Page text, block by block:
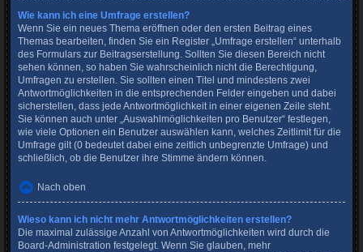
Wie kann ich eine Umfrage erstellen?
Wenn Sie ein neues Thema eröffnen oder den ersten Beitrag eines
Themas bearbeiten, finden Sie ein Register „Umfrage erstellen“ unterhalb
des Formulars zur Beitragserstellung. Sollten Sie diesen Bereich nicht
sehen können, so haben Sie wahrscheinlich nicht die Berechtigung,
Umfragen zu erstellen. Sie sollten einen Titel und mindestens zwei
Antwortmöglichkeiten in die entsprechenden Felder eingeben und dabei
sicherstellen, dass jede Antwortmöglichkeit in einer eigenen Zeile steht.
Sie können auch unter „Auswahlmöglichkeiten pro Benutzer“ festlegen,
wie viele Optionen ein Benutzer auswählen kann, welches Zeitlimit für die
Umfrage gilt (0 bedeutet dabei eine zeitlich unbegrenzte Umfrage) und
schließlich, ob die Benutzer ihre Stimme ändern können.
Nach oben
Wieso kann ich nicht mehr Antwortmöglichkeiten erstellen?
Die maximal zulässige Anzahl von Antwortmöglichkeiten wird durch die
Board-Administration festgelegt. Wenn Sie glauben, mehr